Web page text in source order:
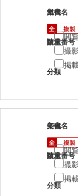
金津家
金谷家
金子家
兼田家
上村家
上矢田
嘉村家
亀田家
11
文書名
請求番号
分類
年代
数量
閲
撮
掲
12
文書名
請求番号
分類
年代
数量
閲
撮
掲